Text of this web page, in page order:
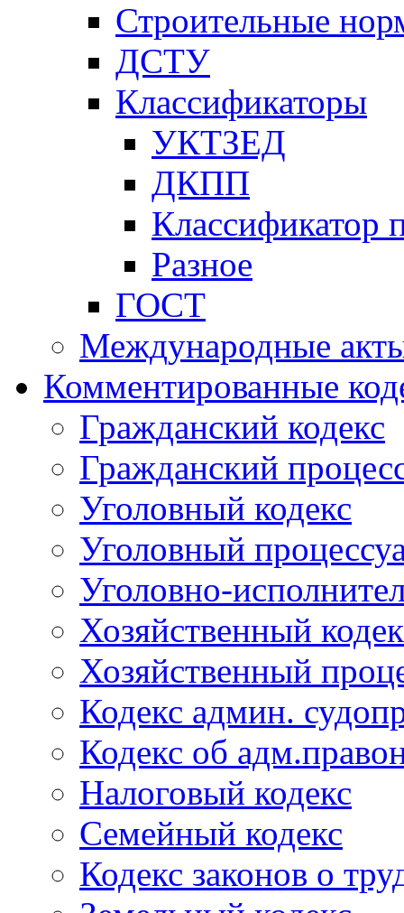
Строительные
ДСТУ
Классификаторы
УКТЗЕД
ДКПП
Классификатор
Разное
ГОСТ
Международные
Комментированные
Гражданский кодекс
Гражданский
Уголовный кодекс
Уголовный
Уголовно-
Хозяйственный
Хозяйственный
Кодекс админ.
Кодекс об
Налоговый кодекс
Семейный кодекс
Кодекс законов о